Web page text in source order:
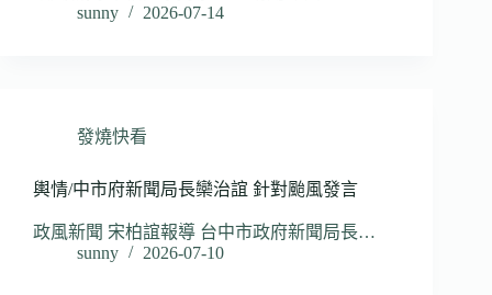
sunny
2026-07-14
發燒快看
輿情/中市府新聞局長欒治誼 針對颱風發言
政風新聞 宋柏誼報導 台中市政府新聞局長…
sunny
2026-07-10